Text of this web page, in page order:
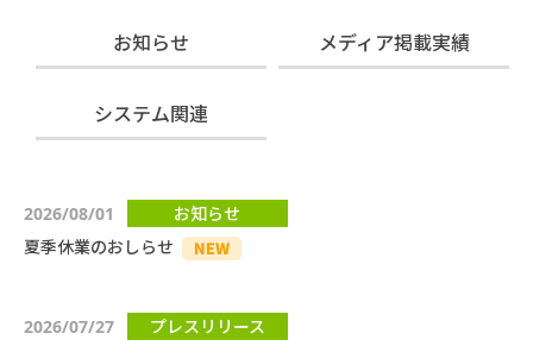
お知らせ メディア掲載実績
システム関連
2026/08/01
お知らせ
夏季休業のおしらせ
2026/07/27
プレスリリース